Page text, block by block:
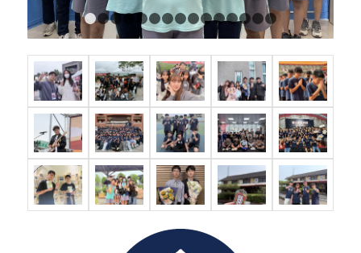
1 2 3 5 6 7 8 9 10 111213